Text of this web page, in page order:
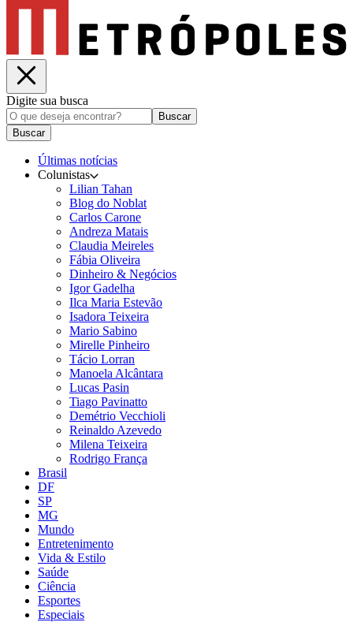
Digite sua busca
Buscar
Buscar
Últimas notícias
Colunistas
Lilian Tahan
Blog do Noblat
Carlos Carone
Andreza Matais
Claudia Meireles
Fábia Oliveira
Dinheiro & Negócios
Igor Gadelha
Ilca Maria Estevão
Isadora Teixeira
Mario Sabino
Mirelle Pinheiro
Tácio Lorran
Manoela Alcântara
Lucas Pasin
Tiago Pavinatto
Demétrio Vecchioli
Reinaldo Azevedo
Milena Teixeira
Rodrigo França
Brasil
DF
SP
MG
Mundo
Entretenimento
Vida & Estilo
Saúde
Ciência
Esportes
Especiais